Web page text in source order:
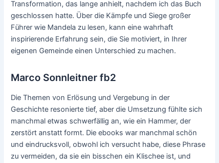
Transformation, das lange anhielt, nachdem ich das Buch
geschlossen hatte. Über die Kämpfe und Siege großer
Führer wie Mandela zu lesen, kann eine wahrhaft
inspirierende Erfahrung sein, die Sie motiviert, in Ihrer
eigenen Gemeinde einen Unterschied zu machen.
Marco Sonnleitner fb2
Die Themen von Erlösung und Vergebung in der
Geschichte resonierte tief, aber die Umsetzung fühlte sich
manchmal etwas schwerfällig an, wie ein Hammer, der
zerstört anstatt formt. Die ebooks war manchmal schön
und eindrucksvoll, obwohl ich versucht habe, diese Phrase
zu vermeiden, da sie ein bisschen ein Klischee ist, und